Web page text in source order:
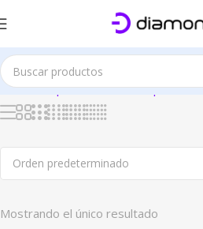
Inicio Componentes de Computación
Mostrando el único resultado
Este sitio es solo demostrativo